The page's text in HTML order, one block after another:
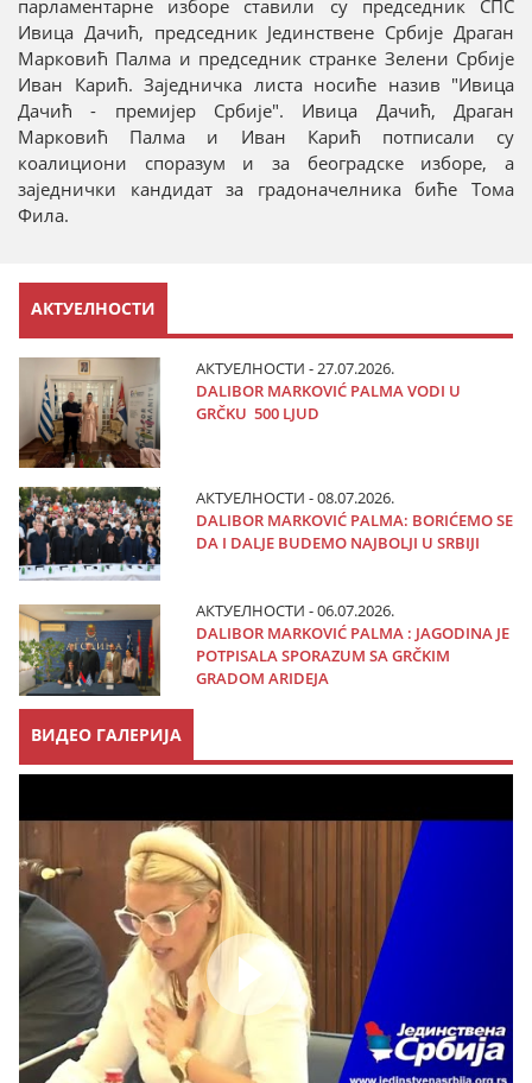
парламентарне изборе ставили су председник СПС
Ивица Дачић, председник Јединствене Србије Драган
Марковић Палма и председник странке Зелени Србије
Иван Карић. Заједничка листа носиће назив "Ивица
Дачић - премијер Србије". Ивица Дачић, Драган
Марковић Палма и Иван Карић потписали су
коалициони споразум и за београдске изборе, а
заједнички кандидат за градоначелника биће Тома
Фила.
АКТУЕЛНОСТИ
АКТУЕЛНОСТИ - 27.07.2026.
DALIBOR MARKOVIĆ PALMA VODI U
GRČKU 500 LJUD
АКТУЕЛНОСТИ - 08.07.2026.
DALIBOR MARKOVIĆ PALMA: BORIĆEMO SE
DA I DALJE BUDEMO NAJBOLJI U SRBIJI
АКТУЕЛНОСТИ - 06.07.2026.
DALIBOR MARKOVIĆ PALMA : JAGODINA JE
POTPISALA SPORAZUM SA GRČKIM
GRADOM ARIDEJA
ВИДЕО ГАЛЕРИЈА